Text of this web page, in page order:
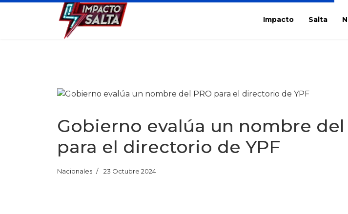
Impacto Salta
Gobierno evalúa un nombre del
para el directorio de YPF
Nacionales 23 Octubre 2024